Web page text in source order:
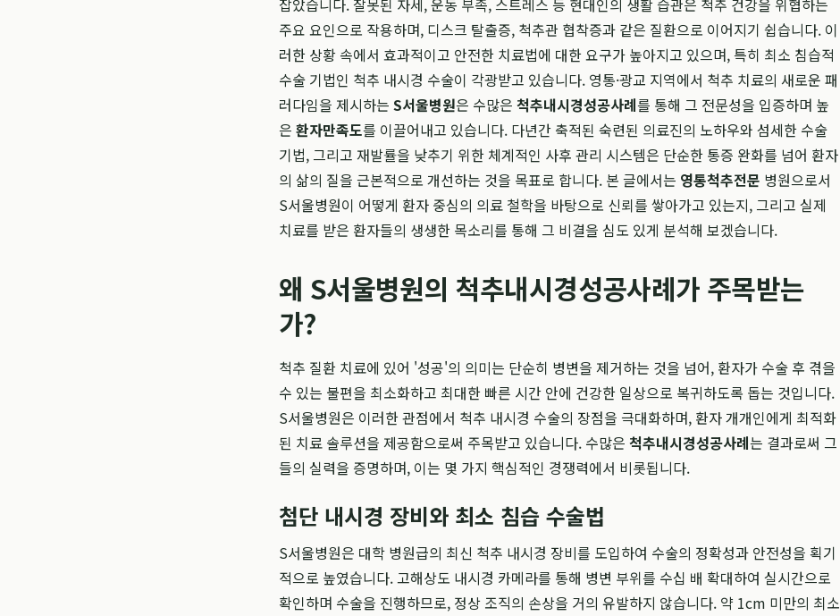
잡았습니다. 잘못된 자세, 운동 부족, 스트레스 등 현대인의 생활 습관은 척추 건강을 위협하는
주요 요인으로 작용하며, 디스크 탈출증, 척추관 협착증과 같은 질환으로 이어지기 쉽습니다. 이
러한 상황 속에서 효과적이고 안전한 치료법에 대한 요구가 높아지고 있으며, 특히 최소 침습적
수술 기법인 척추 내시경 수술이 각광받고 있습니다. 영통·광교 지역에서 척추 치료의 새로운 패
러다임을 제시하는 S서울병원은 수많은 척추내시경성공사례를 통해 그 전문성을 입증하며 높
은 환자만족도를 이끌어내고 있습니다. 다년간 축적된 숙련된 의료진의 노하우와 섬세한 수술
기법, 그리고 재발률을 낮추기 위한 체계적인 사후 관리 시스템은 단순한 통증 완화를 넘어 환자
의 삶의 질을 근본적으로 개선하는 것을 목표로 합니다. 본 글에서는 영통척추전문 병원으로서
S서울병원이 어떻게 환자 중심의 의료 철학을 바탕으로 신뢰를 쌓아가고 있는지, 그리고 실제
치료를 받은 환자들의 생생한 목소리를 통해 그 비결을 심도 있게 분석해 보겠습니다.
왜 S서울병원의 척추내시경성공사례가 주목받는
가?
척추 질환 치료에 있어 '성공'의 의미는 단순히 병변을 제거하는 것을 넘어, 환자가 수술 후 겪을
수 있는 불편을 최소화하고 최대한 빠른 시간 안에 건강한 일상으로 복귀하도록 돕는 것입니다.
S서울병원은 이러한 관점에서 척추 내시경 수술의 장점을 극대화하며, 환자 개개인에게 최적화
된 치료 솔루션을 제공함으로써 주목받고 있습니다. 수많은 척추내시경성공사례는 결과로써 그
들의 실력을 증명하며, 이는 몇 가지 핵심적인 경쟁력에서 비롯됩니다.
첨단 내시경 장비와 최소 침습 수술법
S서울병원은 대학 병원급의 최신 척추 내시경 장비를 도입하여 수술의 정확성과 안전성을 획기
적으로 높였습니다. 고해상도 내시경 카메라를 통해 병변 부위를 수십 배 확대하여 실시간으로
확인하며 수술을 진행하므로, 정상 조직의 손상을 거의 유발하지 않습니다. 약 1cm 미만의 최소